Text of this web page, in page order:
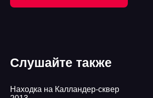
Слушайте также
Находка на Калландер-сквер